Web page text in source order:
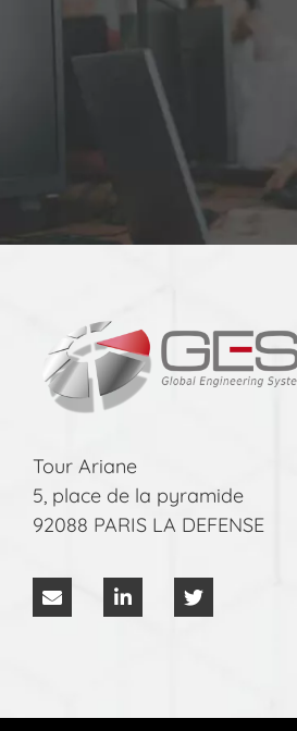
Tour Ariane
5, place de la pyramide
92088 PARIS LA DEFENSE